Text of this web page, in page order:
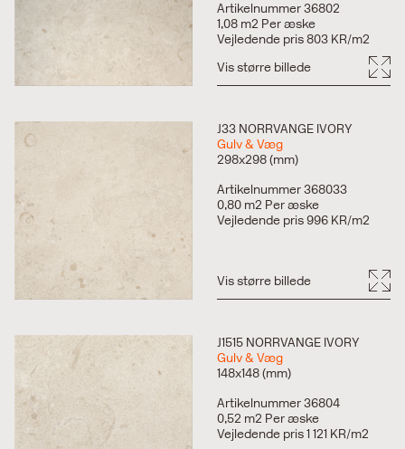
Artikelnummer 36802
1,08 m2 Per æske
Vejledende pris 803 KR/m2
Vis større billede
J33 NORRVANGE IVORY
Gulv & Væg
298x298 (mm)
Artikelnummer 368033
0,80 m2 Per æske
Vejledende pris 996 KR/m2
Vis større billede
J1515 NORRVANGE IVORY
Gulv & Væg
148x148 (mm)
Artikelnummer 36804
0,52 m2 Per æske
Vejledende pris 1 121 KR/m2